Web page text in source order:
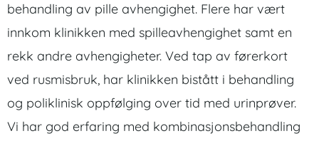
behandling av pille avhengighet. Flere har vært
innkom klinikken med spilleavhengighet samt en
rekk andre avhengigheter. Ved tap av førerkort
ved rusmisbruk, har klinikken bistått i behandling
og poliklinisk oppfølging over tid med urinprøver.
Vi har god erfaring med kombinasjonsbehandling